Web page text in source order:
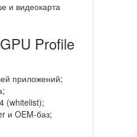
и видеокарта
Profile
приложений;
(whitelist);
и OEM-баз;